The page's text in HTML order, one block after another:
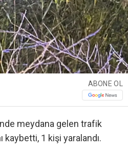
ABONE OL
meydana gelen trafik
kaybetti, 1 kişi yaralandı.